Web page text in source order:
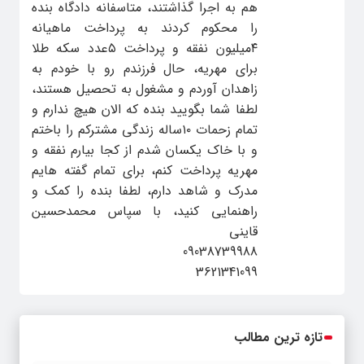
هم به اجرا گذاشتند، متاسفانه دادگاه بنده
را محکوم کردند به پرداخت ماهیانه
۴میلیون نفقه و پرداخت ۵عدد سکه طلا
برای مهریه، حال فرزندم رو با خودم به
زاهدان آوردم و مشغول به تحصیل هستند،
لطفا شما بگویید بنده که الان هیچ ندارم و
تمام زحمات ۱۰ساله زندگی مشترکم را باختم
و با خاک یکسان شدم از کجا بیارم نفقه و
مهریه پرداخت کنم، برای تمام گفته هایم
مدرک و شاهد دارم، لطفا بنده را کمک و
راهنمایی کنید، با سپاس محمدحسین
قاینی
09038739988
3621341099
تازه ترین مطالب